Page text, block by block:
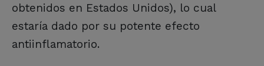
obtenidos en Estados Unidos), lo cual
estaría dado por su potente efecto
antiinflamatorio.